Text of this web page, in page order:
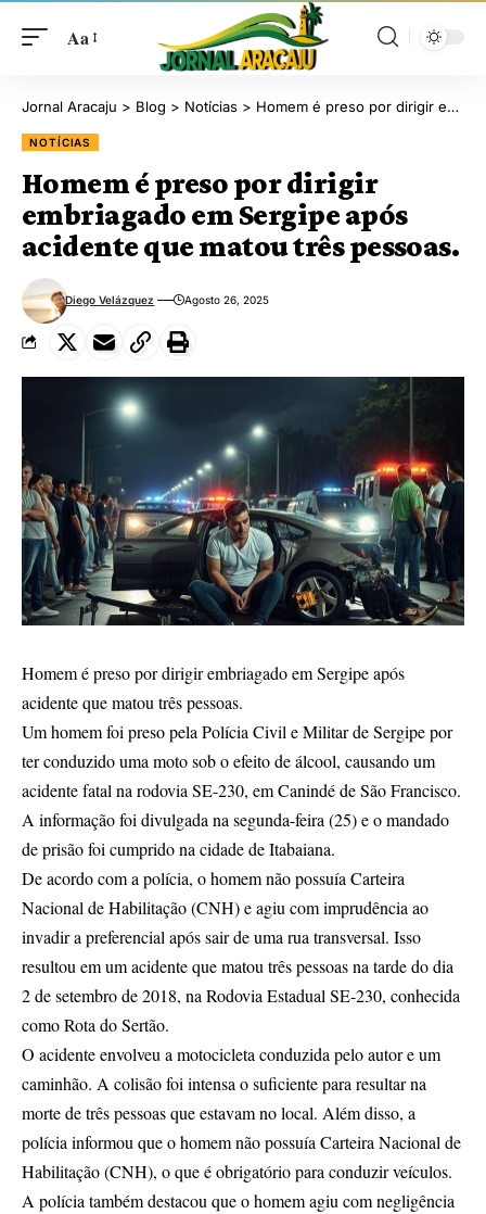
Aa
Jornal Aracaju > Blog > Notícias > Homem é preso por dirigir embriagado em Sergipe após acidente que matou três pessoas.
NOTÍCIAS
Homem é preso por dirigir
embriagado em Sergipe após
acidente que matou três pessoas.
Diego Velázquez Agosto 26, 2025
Homem é preso por dirigir embriagado em Sergipe após
acidente que matou três pessoas.
Um homem foi preso pela Polícia Civil e Militar de Sergipe por
ter conduzido uma moto sob o efeito de álcool, causando um
acidente fatal na rodovia SE-230, em Canindé de São Francisco.
A informação foi divulgada na segunda-feira (25) e o mandado
de prisão foi cumprido na cidade de Itabaiana.
De acordo com a polícia, o homem não possuía Carteira
Nacional de Habilitação (CNH) e agiu com imprudência ao
invadir a preferencial após sair de uma rua transversal. Isso
resultou em um acidente que matou três pessoas na tarde do dia
2 de setembro de 2018, na Rodovia Estadual SE-230, conhecida
como Rota do Sertão.
O acidente envolveu a motocicleta conduzida pelo autor e um
caminhão. A colisão foi intensa o suficiente para resultar na
morte de três pessoas que estavam no local. Além disso, a
polícia informou que o homem não possuía Carteira Nacional de
Habilitação (CNH), o que é obrigatório para conduzir veículos.
A polícia também destacou que o homem agiu com negligência